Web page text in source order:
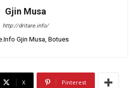
Gjin Musa
http://dritare.info/
Gjin Musa, Botues
X Pinterest